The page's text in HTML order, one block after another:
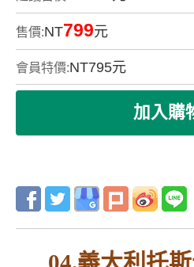
售價:NT799元
會員特價:NT795元